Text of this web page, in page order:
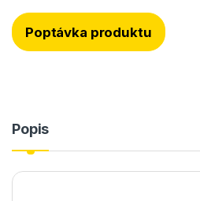
Poptávka produktu
Popis